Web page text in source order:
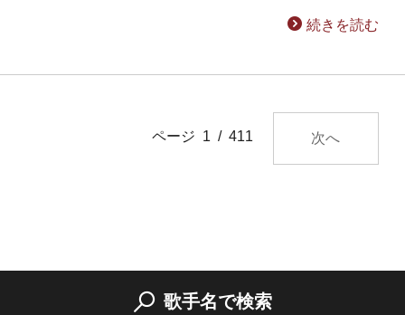
続きを読む
ページ 1 / 411 次へ
歌手名で検索